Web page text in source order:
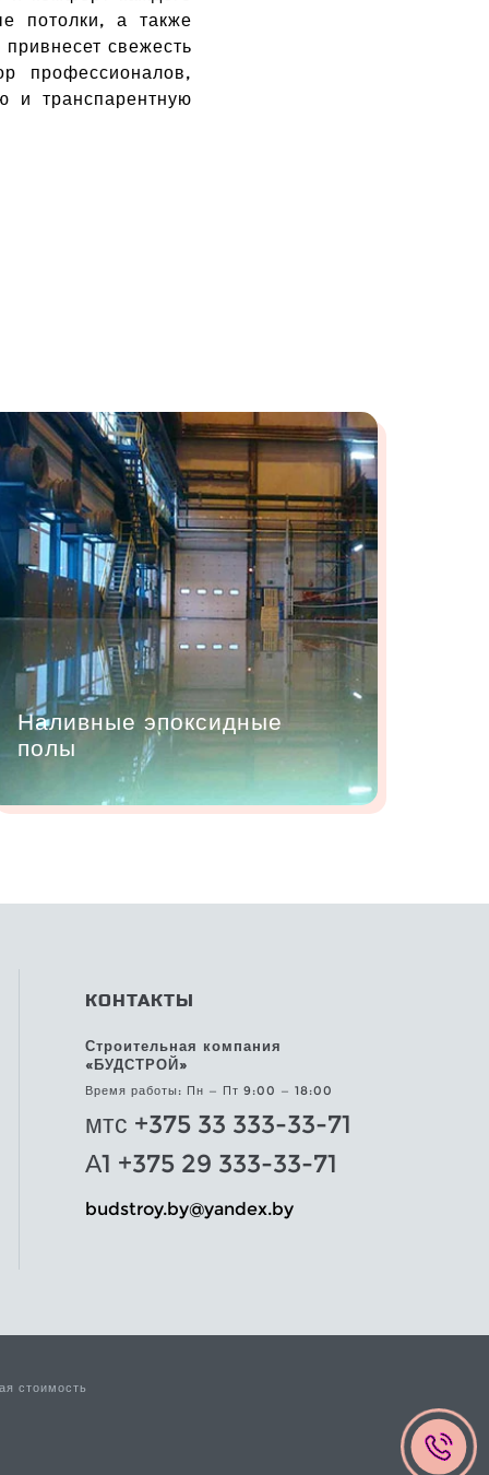
потолки, а также
свежесть
профессионалов,
и транспарентную
Наливные эпоксидные
полы
КОНТАКТЫ
Строительная компания
«БУДСТРОЙ»
Время работы: Пн — Пт 9:00 — 18:00
мтс +375 33 333-33-71
А1 +375 29 333-33-71
yb.xednay
@yb.yortsdub
стоимость